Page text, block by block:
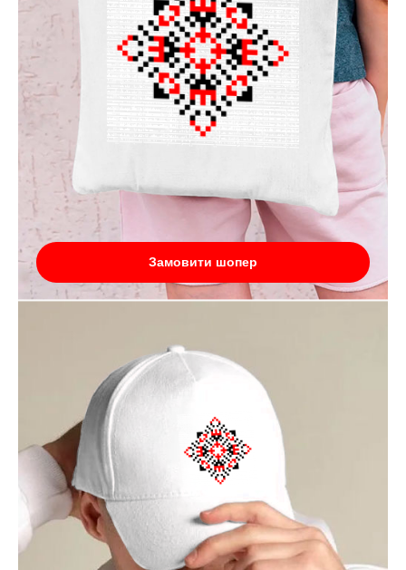
Замовити шопер